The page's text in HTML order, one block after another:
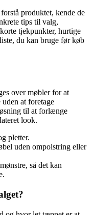
produktet, kende de
tips til valg,
tjekpunkter, hurtige
du kan bruge før køb
over møbler for at
at foretage
til at forlænge
look.
pletter.
uden ompolstring eller
så det kan